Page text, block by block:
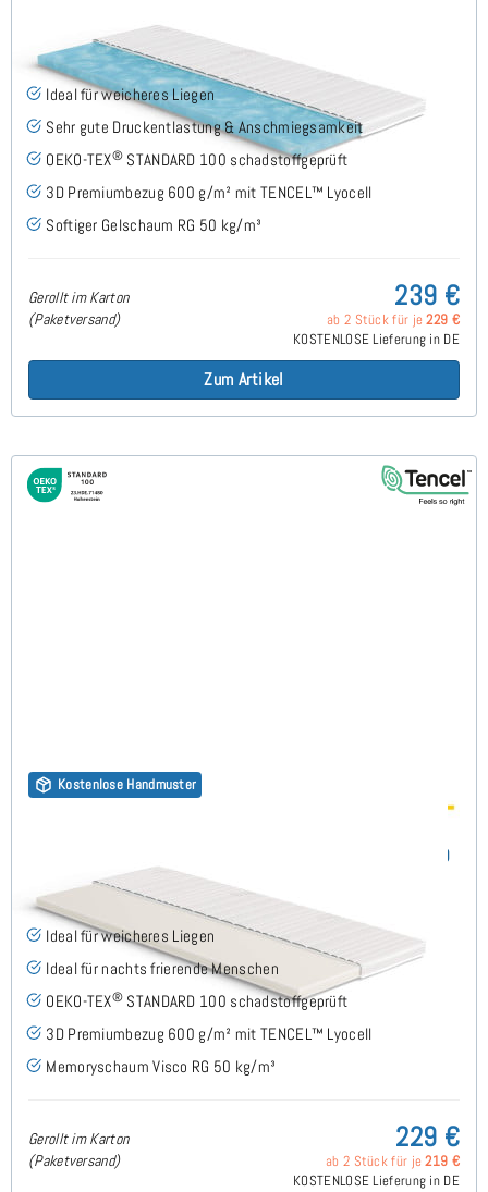
70x180 cm
Ideal für weicheres Liegen
Sehr gute Druckentlastung & Anschmiegsamkeit
OEKO-TEX® STANDARD 100 schadstoffgeprüft
3D Premiumbezug 600 g/m² mit TENCEL™ Lyocell
Softiger Gelschaum RG 50 kg/m³
Gerollt im Karton
(Paketversand)
239 €
ab 2 Stück für je229 €
KOSTENLOSE Lieferung in DE
Zum Artikel
Kostenlose Handmuster
Visco RG50 (TENCEL™ Lyocell 3D) 7cm Topper 70x180
Ideal für weicheres Liegen
Ideal für nachts frierende Menschen
OEKO-TEX® STANDARD 100 schadstoffgeprüft
3D Premiumbezug 600 g/m² mit TENCEL™ Lyocell
Memoryschaum Visco RG 50 kg/m³
Gerollt im Karton
(Paketversand)
229 €
ab 2 Stück für je219 €
KOSTENLOSE Lieferung in DE